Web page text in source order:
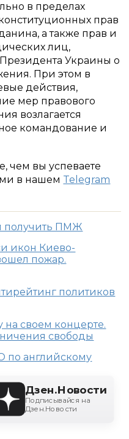
в пределах
прав
а также прав и
лиц,
Украины о
При этом в
действия,
мер правового
возлагается
командование и
чем вы успеваете
в нашем Telegram
получить ПМЖ
икон Киево-
пожар.
политиков
своем концерте.
свободы
по английскому
Дзен.Новости
Подписывайся на
Дзен.Новости